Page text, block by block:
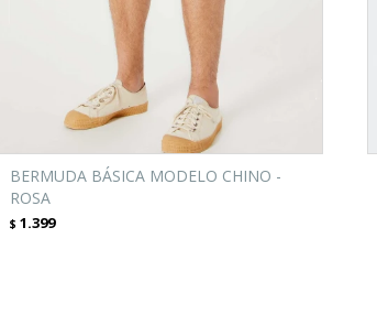
BERMUDA BÁSICA MODELO CHINO -
ROSA
$ 1.399